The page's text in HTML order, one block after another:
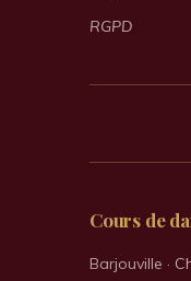
RGPD
Cours de
Barjouville ·